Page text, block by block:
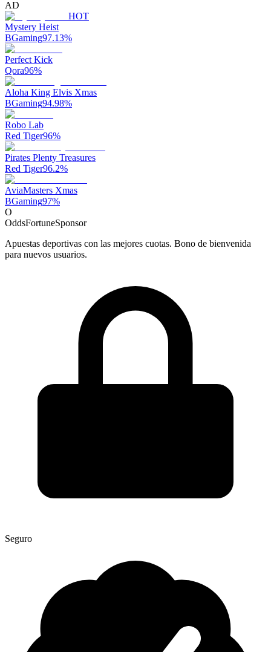
AD
HOT
Mystery Heist
BGaming97.13%
Perfect Kick
Qora96%
Aloha King Elvis Xmas
BGaming94.98%
Robo Lab
Red Tiger96%
Pirates Plenty Treasures
Red Tiger96.2%
AviaMasters Xmas
BGaming97%
O
OddsFortuneSponsor
Apuestas deportivas con las mejores cuotas. Bono de bienvenida
para nuevos usuarios.
Seguro